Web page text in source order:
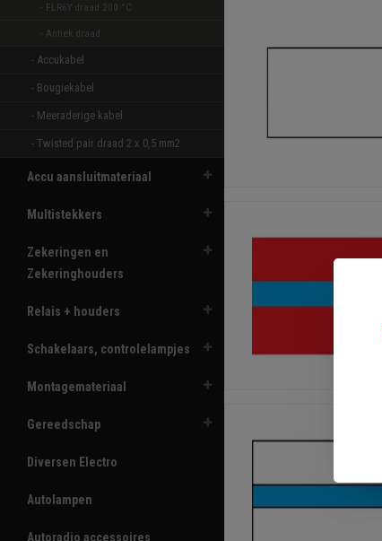
- FLR6Y draad 200 °C
- Antiek draad
- Accukabel
- Bougiekabel
- Meeraderige kabel
- Twisted pair draad 2 x 0,5 mm2
Accu aansluitmateriaal
Multistekkers
Zekeringen en
Zekeringhouders
Relais + houders
Schakelaars, controlelampjes
Montagemateriaal
Gereedschap
Diversen Electro
Autolampen
Autoradio accessoires